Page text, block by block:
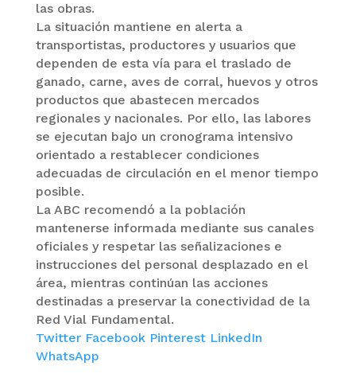
las obras.
La situación mantiene en alerta a
transportistas, productores y usuarios que
dependen de esta vía para el traslado de
ganado, carne, aves de corral, huevos y otros
productos que abastecen mercados
regionales y nacionales. Por ello, las labores
se ejecutan bajo un cronograma intensivo
orientado a restablecer condiciones
adecuadas de circulación en el menor tiempo
posible.
La ABC recomendó a la población
mantenerse informada mediante sus canales
oficiales y respetar las señalizaciones e
instrucciones del personal desplazado en el
área, mientras continúan las acciones
destinadas a preservar la conectividad de la
Red Vial Fundamental.
Twitter Facebook Pinterest LinkedIn
WhatsApp